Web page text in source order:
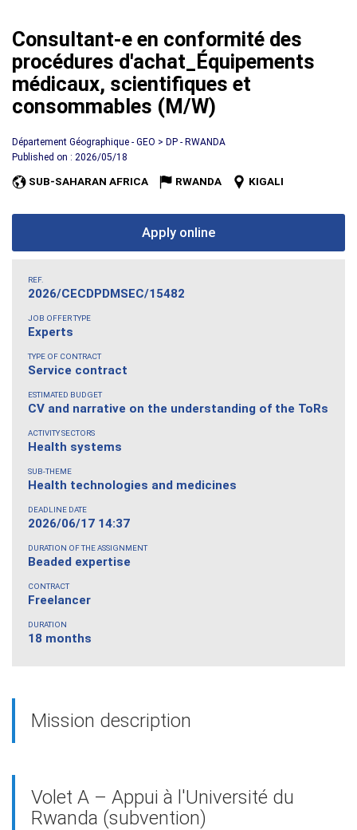
Consultant-e en conformité des
procédures d'achat_Équipements
médicaux, scientifiques et
consommables (M/W)
Département Géographique - GEO > DP - RWANDA
Published on : 2026/05/18
SUB-SAHARAN AFRICA RWANDA KIGALI
Apply online
REF.
2026/CECDPDMSEC/15482
JOB OFFER TYPE
Experts
TYPE OF CONTRACT
Service contract
ESTIMATED BUDGET
CV and narrative on the understanding of the ToRs
ACTIVITY SECTORS
Health systems
SUB-THEME
Health technologies and medicines
DEADLINE DATE
2026/06/17 14:37
DURATION OF THE ASSIGNMENT
Beaded expertise
CONTRACT
Freelancer
DURATION
18 months
Mission description
Volet A – Appui à l'Université du
Rwanda (subvention)